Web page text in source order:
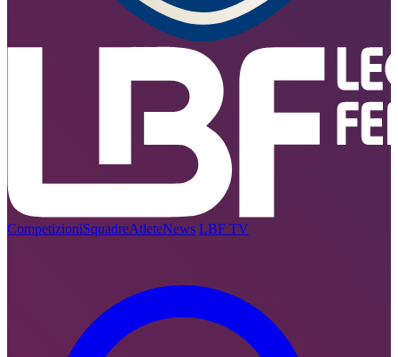
CompetizioniSquadreAtleteNews LBF TV